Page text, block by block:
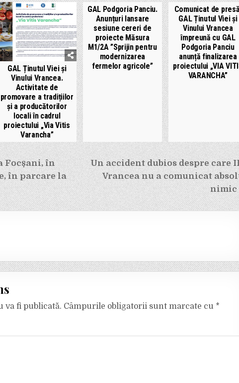
GAL Ținutul Viei și
Vinului Vrancea.
Activitate de
promovare a tradițiilor
și a producătorilor
locali în cadrul
proiectului „Via Vitis
Varancha”
GAL Podgoria Panciu.
Anunțuri lansare
sesiune cereri de
proiecte Măsura
M1/2A ”Sprijin pentru
modernizarea
fermelor agricole”
Comunicat de
GAL Ținutul Viei și
Vinului Vrancea
împreună cu GAL
Podgoria Panciu
anunță finalizarea
proiectului „VIA
VARANCHA”
Un accident dubios despre care
Vrancea nu a comunicat
Focșani, în
în parcare la
va fi publicată. Câmpurile obligatorii sunt marcate cu *